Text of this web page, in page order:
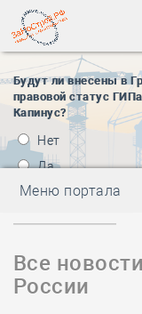
Будут ли внесены в
правовой статус
Капинус?
Нет
Да
Меню портала
Все
России